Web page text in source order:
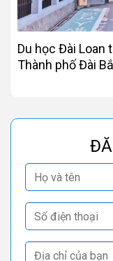
Du học Đài Loan
Thành phố Đài